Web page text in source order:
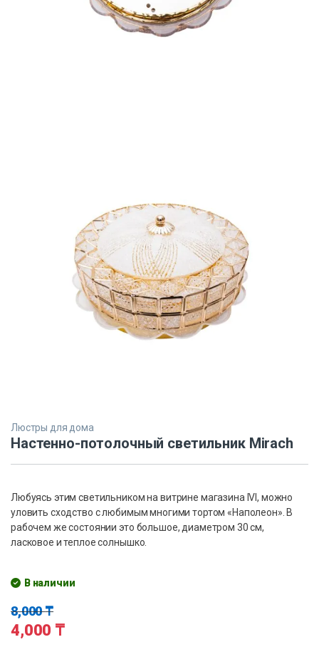
Люстры для дома
Настенно-потолочный светильник Mirach
Любуясь этим светильником на витрине магазина IVI, можно
уловить сходство с любимым многими тортом «Наполеон». В
рабочем же состоянии это большое, диаметром 30 см,
ласковое и теплое солнышко.
В наличии
8,000₸
4,000 ₸